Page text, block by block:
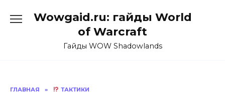
Wowgaid.ru: гайды World
of Warcraft
Гайды WOW Shadowlands
ГЛАВНАЯ » ТАКТИКИ